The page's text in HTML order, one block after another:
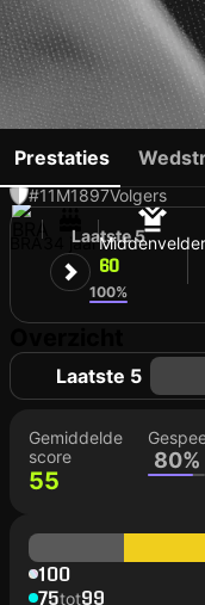
#11M1897Volgers
34 jaarMiddenvelder
Prestaties
Laatste 5
60
100%
Laatste 5
Gemiddelde
score
55
80%
100
75tot99